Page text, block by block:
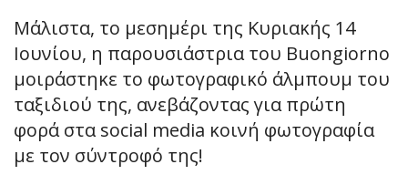
Μάλιστα, το μεσημέρι της Κυριακής 14
Ιουνίου, η παρουσιάστρια του Buongiorno
μοιράστηκε το φωτογραφικό άλμπουμ του
ταξιδιού της, ανεβάζοντας για πρώτη
φορά στα social media κοινή φωτογραφία
με τον σύντροφό της!